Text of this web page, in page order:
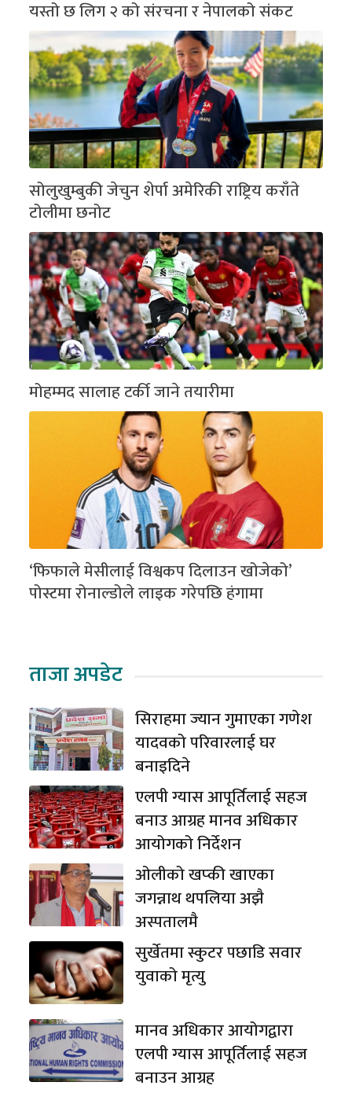
यस्तो छ लिग २ को संरचना र नेपालको संकट
सोलुखुम्बुकी जेचुन शेर्पा अमेरिकी राष्ट्रिय कराँते
टोलीमा छनोट
मोहम्मद सालाह टर्की जाने तयारीमा
‘फिफाले मेसीलाई विश्वकप दिलाउन खोजेको’
पोस्टमा रोनाल्डोले लाइक गरेपछि हंगामा
ताजा अपडेट
सिराहमा ज्यान गुमाएका गणेश
यादवको परिवारलाई घर
बनाइदिने
एलपी ग्यास आपूर्तिलाई सहज
बनाउ आग्रह मानव अधिकार
आयोगको निर्देशन
ओलीको खप्की खाएका
जगन्नाथ थपलिया अझै
अस्पतालमै
सुर्खेतमा स्कुटर पछाडि सवार
युवाको मृत्यु
मानव अधिकार आयोगद्वारा
एलपी ग्यास आपूर्तिलाई सहज
बनाउन आग्रह